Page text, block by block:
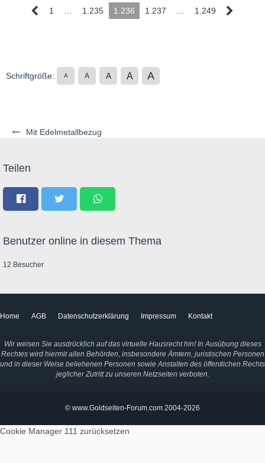
Mit Edelmetallbezug
1 1.235 1.236 1.237 1.249
Schriftgröße: A A A A A
Teilen
Benutzer online in diesem Thema
12 Besucher
Home AGB Datenschutzerklärung Impressum Kontakt
Wir weisen Sie ausdrücklich auf das virtuelle Hausrecht hin! In Ausübung dieses
Rechtes wird hiermit allen Behörden, insbesondere Ämtern, juristischen Personen
und in dieser Weise beliehenen Personen sowie Anstalten des öffentlichen Rechts
jeglicher Zutritt zu unseren Netzseiten verboten.
© www.Goldseiten-Forum.com 2004-2026
Cookie Manager 111 zurücksetzen